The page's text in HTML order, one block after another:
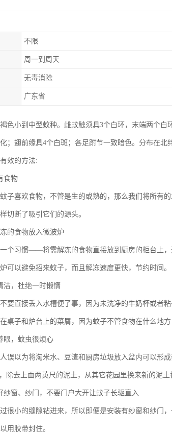
不限
周一到周天
无毒消除
广东省
色小到中型蚊种。雌蚊触须具3个白环，末端两个
；翅前缘具4个白斑；各足跗节一致暗色。分布在北
效的方法:
食物
子喜欢食物，不管是生的或熟的，那么我们将所有
切断了吸引它们的源头。
的食物放入微波炉
个习惯——将需解冻的食物直接放到厨房的柜台上
可以避免招来蚊子，而且解冻速度更快，节约时间。
洁，杜绝一时懒惰
要直接丢入水槽便了事，因为未洗净的牛奶杯或者
桌子和炉台上的菜屑，因为蚊子不管食物在什么地方
眼，蚊虫很烦心
误以为将淘米水、豆渣和厨房垃圾放入盆内可以形
除去上面两英尺的泥土，从其它花园里换来新的泥土
纱窗、纱门，不要门户大开让蚊子长驱直入
很小的缝隙钻进来，所以即便是安装有纱窗和纱门
用胶带封住。